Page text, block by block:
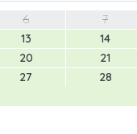
6
7
13
14
20
21
27
28